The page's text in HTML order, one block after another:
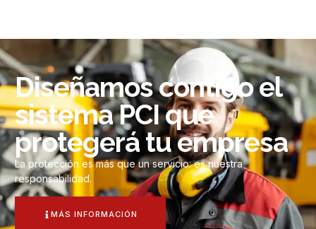
Diseñamos contigo el
sistema PCI que
protegerá tu empresa
La protección es más que un servicio: es nuestra
responsabilidad.
MÁS INFORMACIÓN